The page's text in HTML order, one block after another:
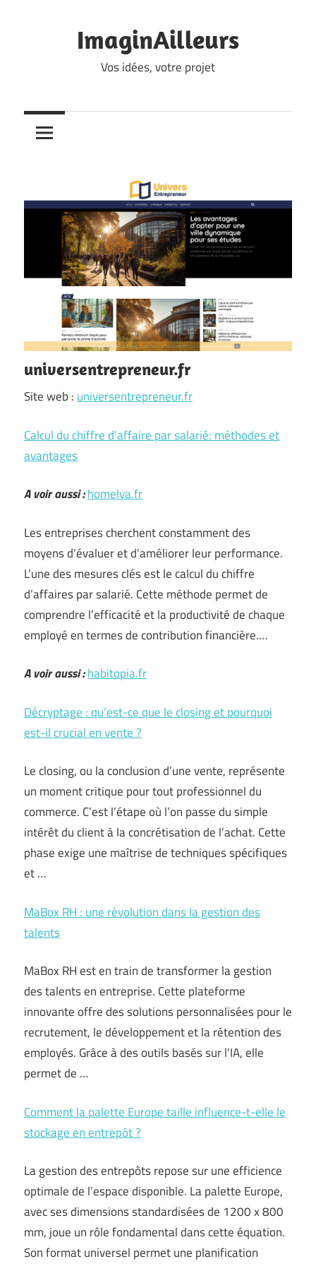
ImaginAilleurs
Vos idées, votre projet
universentrepreneur.fr
Site web : universentrepreneur.fr
Calcul du chiffre d’affaire par salarié: méthodes et
avantages
A voir aussi :homelya.fr
Les entreprises cherchent constamment des
moyens d’évaluer et d’améliorer leur performance.
L’une des mesures clés est le calcul du chiffre
d’affaires par salarié. Cette méthode permet de
comprendre l’efficacité et la productivité de chaque
employé en termes de contribution financière.…
A voir aussi :habitopia.fr
Décryptage : qu’est-ce que le closing et pourquoi
est-il crucial en vente ?
Le closing, ou la conclusion d’une vente, représente
un moment critique pour tout professionnel du
commerce. C’est l’étape où l’on passe du simple
intérêt du client à la concrétisation de l’achat. Cette
phase exige une maîtrise de techniques spécifiques
et …
MaBox RH : une révolution dans la gestion des
talents
MaBox RH est en train de transformer la gestion
des talents en entreprise. Cette plateforme
innovante offre des solutions personnalisées pour le
recrutement, le développement et la rétention des
employés. Grâce à des outils basés sur l’IA, elle
permet de …
Comment la palette Europe taille influence-t-elle le
stockage en entrepôt ?
La gestion des entrepôts repose sur une efficience
optimale de l’espace disponible. La palette Europe,
avec ses dimensions standardisées de 1200 x 800
mm, joue un rôle fondamental dans cette équation.
Son format universel permet une planification